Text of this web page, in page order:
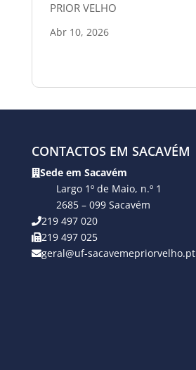
PRIOR VELHO
Abr 10, 2026
CONTACTOS EM SACAVÉM
Sede em Sacavém
Largo 1º de Maio, n.º 1
2685 – 099 Sacavém
219 497 020
219 497 025
geral@uf-sacavemepriorvelho.pt